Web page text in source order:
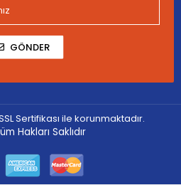
GÖNDER
Sertifikası ile korunmaktadır.
Hakları Saklıdır